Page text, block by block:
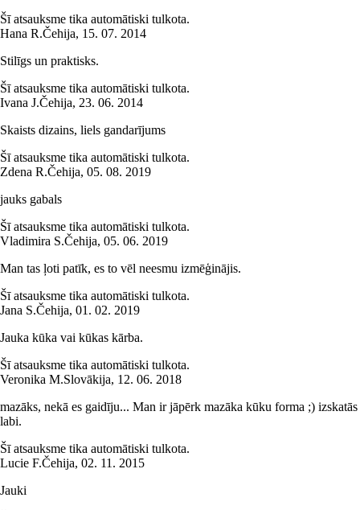
Šī atsauksme tika automātiski tulkota.
Hana R.Čehija, 15. 07. 2014
Stilīgs un praktisks.
Šī atsauksme tika automātiski tulkota.
Ivana J.Čehija, 23. 06. 2014
Skaists dizains, liels gandarījums
Šī atsauksme tika automātiski tulkota.
Zdena R.Čehija, 05. 08. 2019
jauks gabals
Šī atsauksme tika automātiski tulkota.
Vladimira S.Čehija, 05. 06. 2019
Man tas ļoti patīk, es to vēl neesmu izmēģinājis.
Šī atsauksme tika automātiski tulkota.
Jana S.Čehija, 01. 02. 2019
Jauka kūka vai kūkas kārba.
Šī atsauksme tika automātiski tulkota.
Veronika M.Slovākija, 12. 06. 2018
mazāks, nekā es gaidīju... Man ir jāpērk mazāka kūku forma ;) izskatās
labi.
Šī atsauksme tika automātiski tulkota.
Lucie F.Čehija, 02. 11. 2015
Jauki